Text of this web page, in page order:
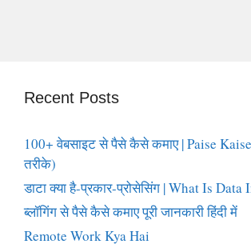
Recent Posts
100+ वेबसाइट से पैसे कैसे कमाए | Paise
तरीके)
डाटा क्या है-प्रकार-प्रोसेसिंग | What Is
ब्लॉगिंग से पैसे कैसे कमाए पूरी जानकारी हिंदी में
Remote Work Kya Hai